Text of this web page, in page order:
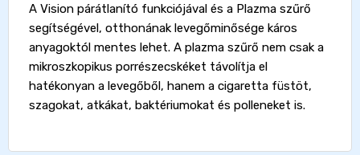
A Vision párátlanító funkciójával és a Plazma szűrő
segítségével, otthonának levegőminősége káros
anyagoktól mentes lehet. A plazma szűrő nem csak a
mikroszkopikus porrészecskéket távolítja el
hatékonyan a levegőből, hanem a cigaretta füstöt,
szagokat, atkákat, baktériumokat és polleneket is.